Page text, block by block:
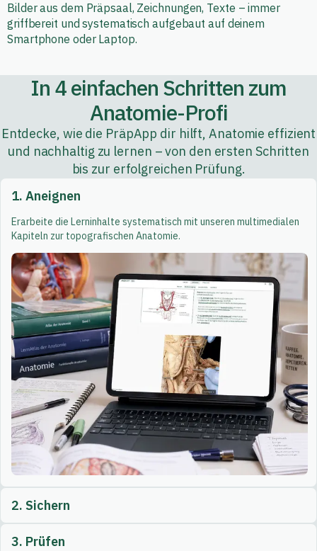
Bilder aus dem Präpsaal, Zeichnungen, Texte – immer
griffbereit und systematisch aufgebaut auf deinem
Smartphone oder Laptop.
In 4 einfachen Schritten zum
Anatomie-Profi
Entdecke, wie die PräpApp dir hilft, Anatomie effizient
und nachhaltig zu lernen – von den ersten Schritten
bis zur erfolgreichen Prüfung.
1. Aneignen
Erarbeite die Lerninhalte systematisch mit unseren multimedialen
Kapiteln zur topografischen Anatomie.
2. Sichern
3. Prüfen